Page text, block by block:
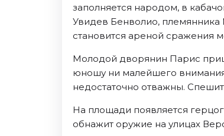
заполняется народом, в
Увидев Бенволио, племянника
становится ареной сражения
Молодой дворянин Парис
юношу ни малейшего
недостаточно отважны.
На площади появляется
обнажит оружие на улицах